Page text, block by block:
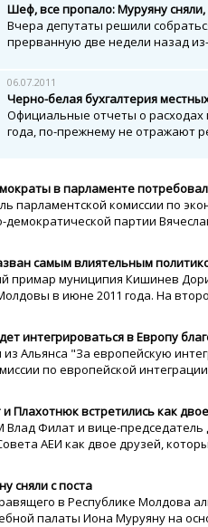
Шеф, все пропало: Муруяну
Вчера депутаты решили
прерванную две недели назад
06.07.2011
Черно-белая бухгалтерия
Официальные отчеты о
года, по-прежнему не отражают
в парламенте
парламентской комиссии по
партии
самым влиятельным
примар муниципия Кишинев
в июне 2011 года. На
интегрироваться в Европу
Альянса "За европейскую
по европейской
Плахотнюк встретились как
Филат и вице-
АЕИ как двое друзей,
сняли с поста
в Республике Молдова
палаты Иона Муруяну на